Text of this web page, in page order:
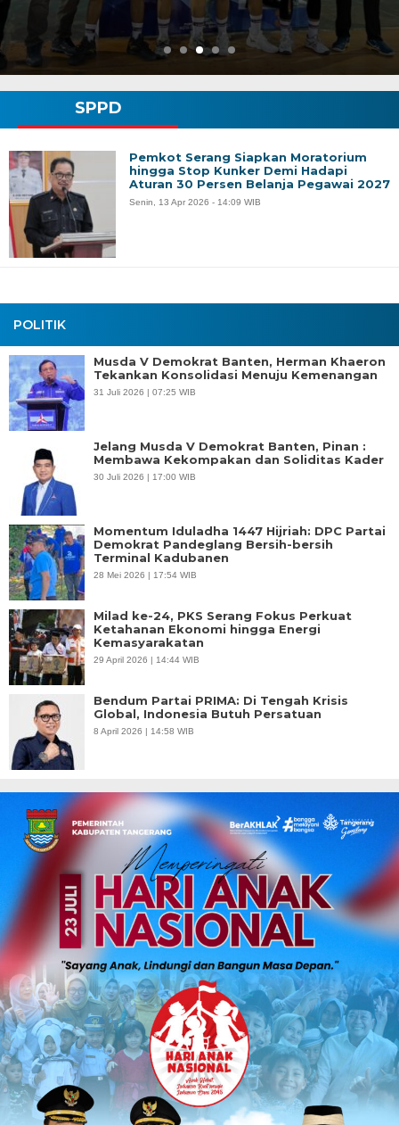
POLITIK
Musda V Demokrat Banten, Herman Khaeron
Tekankan Konsolidasi Menuju Kemenangan
31 Juli 2026 | 07:25 WIB
Jelang Musda V Demokrat Banten, Pinan :
Membawa Kekompakan dan Soliditas Kader
30 Juli 2026 | 17:00 WIB
Momentum Iduladha 1447 Hijriah: DPC Partai
Demokrat Pandeglang Bersih-bersih
Terminal Kadubanen
28 Mei 2026 | 17:54 WIB
Milad ke-24, PKS Serang Fokus Perkuat
Ketahanan Ekonomi hingga Energi
Kemasyarakatan
29 April 2026 | 14:44 WIB
Bendum Partai PRIMA: Di Tengah Krisis
Global, Indonesia Butuh Persatuan
8 April 2026 | 14:58 WIB
SPPD
Pemkot Serang Siapkan Moratorium
hingga Stop Kunker Demi Hadapi
Aturan 30 Persen Belanja Pegawai 2027
Senin, 13 Apr 2026 - 14:09 WIB